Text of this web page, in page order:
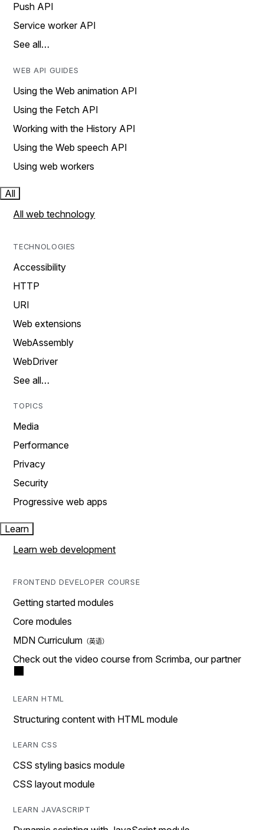
Push API
Service worker API
See all…
WEB API GUIDES
Using the Web animation API
Using the Fetch API
Working with the History API
Using the Web speech API
Using web workers
All
All web technology
TECHNOLOGIES
Accessibility
HTTP
URI
Web extensions
WebAssembly
WebDriver
See all…
TOPICS
Media
Performance
Privacy
Security
Progressive web apps
Learn
Learn web development
FRONTEND DEVELOPER COURSE
Getting started modules
Core modules
MDN Curriculum
Check out the video course from Scrimba, our partner
LEARN HTML
Structuring content with HTML module
LEARN CSS
CSS styling basics module
CSS layout module
LEARN JAVASCRIPT